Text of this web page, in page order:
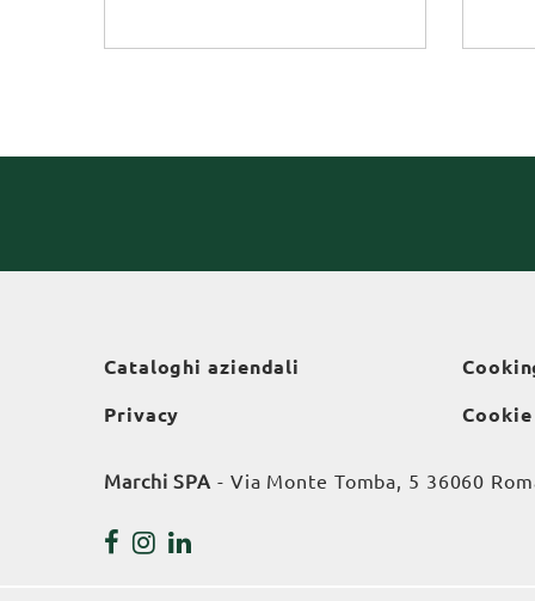
Cataloghi aziendali
Privacy
Marchi SPA - Via Monte Tomba, 5 36060